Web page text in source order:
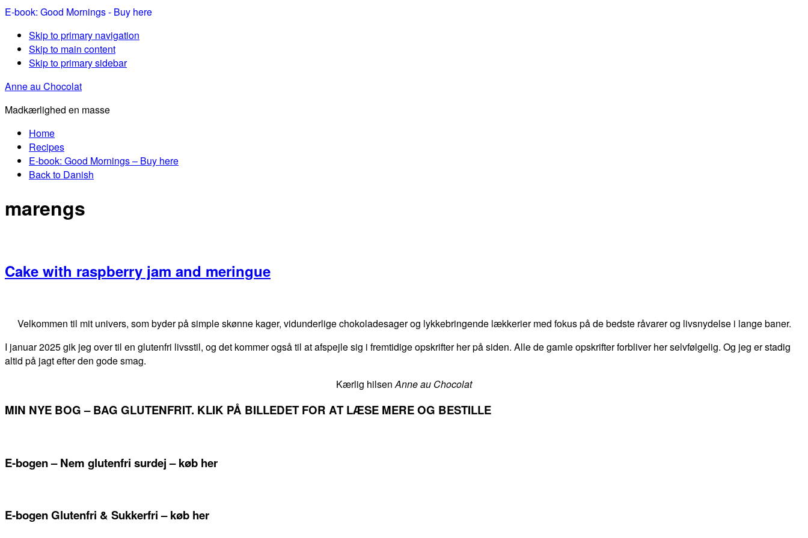
E-book: Good Mornings - Buy here
Skip to primary navigation
Skip to main content
Skip to primary sidebar
Anne au Chocolat
Madkærlighed en masse
Home
Recipes
E-book: Good Mornings – Buy here
Back to Danish
marengs
Cake with raspberry jam and meringue
Sidebar
Velkommen til mit univers, som byder på simple skønne kager, vidunderlige chokoladesager og lykkebringende lækkerier med fokus på de bedste råvarer og livsnydelse i lange baner.
I januar 2025 gik jeg over til en glutenfri livsstil, og det kommer også til at afspejle sig i fremtidige opskrifter her på siden. Alle de gamle opskrifter forbliver her selvfølgelig. Og jeg er stadig
altid på jagt efter den gode smag.
Kærlig hilsenAnne au Chocolat
MIN NYE BOG – BAG GLUTENFRIT. KLIK PÅ BILLEDET FOR AT LÆSE MERE OG BESTILLE
E-bogen – Nem glutenfri surdej – køb her
E-bogen Glutenfri & Sukkerfri – køb her